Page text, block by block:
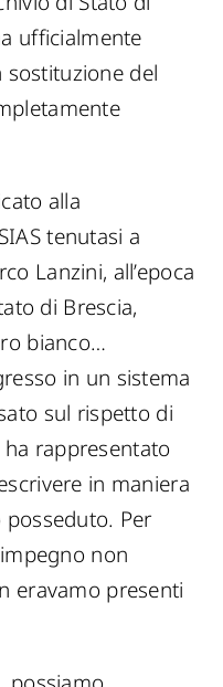
ufficialmente
del
alla
tenutasi a
Lanzini, all’epoca
di Brescia,
bianco…
in un sistema
sul rispetto di
rappresentato
in maniera
Per
non
eravamo presenti